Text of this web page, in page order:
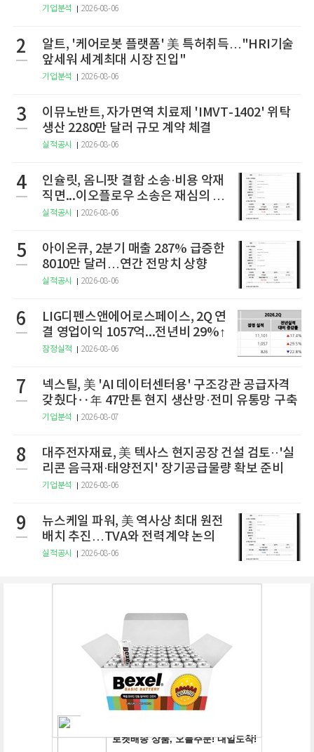
기업분석 2026-08-06
2
알트, '케어로봇 플랫폼' 美 특허취득…"HRI기술
앞세워 세계최대 시장 진입"
기업분석 2026-08-06
3
이뮤노반트, 자가면역 치료제 'IMVT-1402' 위탁
생산 2280만 달러 규모 계약 체결
실적공시 2026-08-06
4
인슐릿, 옴니팟 결함 소송·비용 악재
직면...이오플로우 소송은 재심의 청
구
실적공시 2026-08-06
5
아이온큐, 2분기 매출 287% 급증한
8010만 달러…연간 전망치 상향
실적공시 2026-08-06
6
LIG디펜스앤에어로스페이스, 2Q 연
결 영업이익 1057억...전년비 29%↑
잠정실적 2026-08-06
7
넥스틸, 美 'AI 데이터센터용' 구조강관 공급자격
갖췄다‥年 47만톤 현지 생산망·전미 유통망 구축
기업분석 2026-08-07
8
대주전자재료, 美 텍사스 현지공장 건설 검토··'실
리콘 음극재·태양전지' 장기공급물량 확보 준비
기업분석 2026-08-06
9
뉴스케일 파워, 美 역사상 최대 원전
배치 추진…TVA와 전력계약 논의
실적공시 2026-08-06